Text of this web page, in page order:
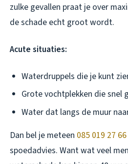
zulke gevallen praat je over
de schade echt groot wordt.
Acute situaties:
Waterdruppels die je kunt
Grote vochtplekken die snel
Water dat langs de muur
Dan bel je meteen 085 019 27 66
spoedadvies. Want wat veel